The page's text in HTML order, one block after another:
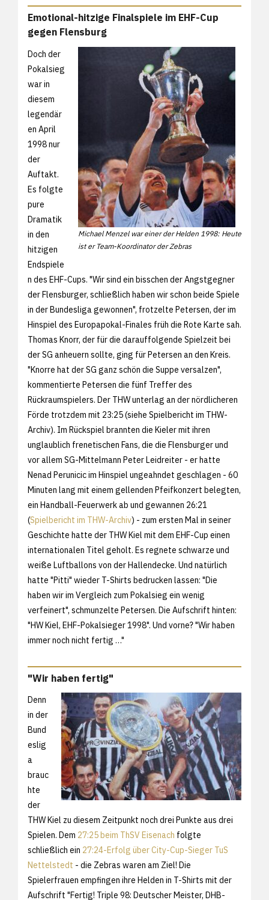
Emotional-hitzige Finalspiele im EHF-Cup
gegen Flensburg
Michael Menzel war einer der Helden 1998: Heute
ist er Team-Koordinator der Zebras
Doch der
Pokalsieg
war in
diesem
legendär
en April
1998 nur
der
Auftakt.
Es folgte
pure
Dramatik
in den
hitzigen
Endspiele
n des EHF-Cups. "Wir sind ein bisschen der Angstgegner
der Flensburger, schließlich haben wir schon beide Spiele
in der Bundesliga gewonnen", frotzelte Petersen, der im
Hinspiel des Europapokal-Finales früh die Rote Karte sah.
Thomas Knorr, der für die darauffolgende Spielzeit bei
der SG anheuern sollte, ging für Petersen an den Kreis.
"Knorre hat der SG ganz schön die Suppe versalzen",
kommentierte Petersen die fünf Treffer des
Rückraumspielers. Der THW unterlag an der nördlicheren
Förde trotzdem mit 23:25 (siehe Spielbericht im THW-
Archiv). Im Rückspiel brannten die Kieler mit ihren
unglaublich frenetischen Fans, die die Flensburger und
vor allem SG-Mittelmann Peter Leidreiter - er hatte
Nenad Perunicic im Hinspiel ungeahndet geschlagen - 60
Minuten lang mit einem gellenden Pfeifkonzert belegten,
ein Handball-Feuerwerk ab und gewannen 26:21
(Spielbericht im THW-Archiv) - zum ersten Mal in seiner
Geschichte hatte der THW Kiel mit dem EHF-Cup einen
internationalen Titel geholt. Es regnete schwarze und
weiße Luftballons von der Hallendecke. Und natürlich
hatte "Pitti" wieder T-Shirts bedrucken lassen: "Die
haben wir im Vergleich zum Pokalsieg ein wenig
verfeinert", schmunzelte Petersen. Die Aufschrift hinten:
"HW Kiel, EHF-Pokalsieger 1998". Und vorne? "Wir haben
immer noch nicht fertig …"
"Wir haben fertig"
Denn
in der
Bund
eslig
a
brauc
hte
der
THW Kiel zu diesem Zeitpunkt noch drei Punkte aus drei
Spielen. Dem 27:25 beim ThSV Eisenach folgte
schließlich ein 27:24-Erfolg über City-Cup-Sieger TuS
Nettelstedt - die Zebras waren am Ziel! Die
Spielerfrauen empfingen ihre Helden in T-Shirts mit der
Aufschrift "Fertig! Triple 98: Deutscher Meister, DHB-